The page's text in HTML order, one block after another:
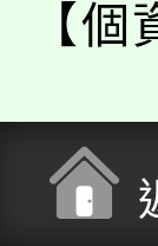
【個